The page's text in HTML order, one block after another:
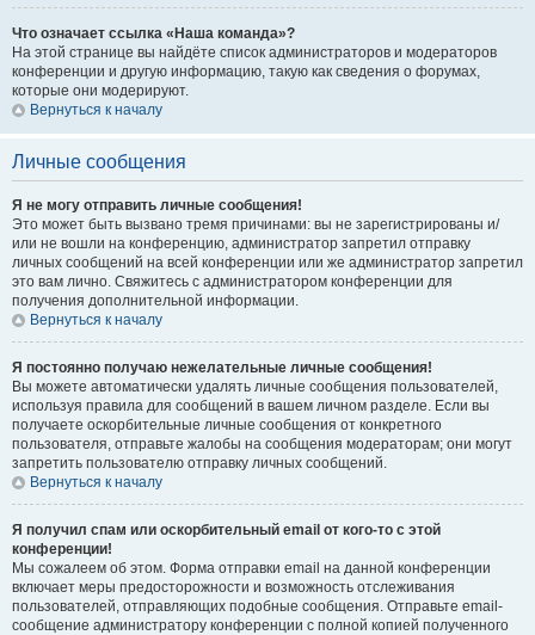
Что означает ссылка «Наша команда»?
На этой странице вы найдёте список администраторов и модераторов
конференции и другую информацию, такую как сведения о форумах,
которые они модерируют.
Вернуться к началу
Личные сообщения
Я не могу отправить личные сообщения!
Это может быть вызвано тремя причинами: вы не зарегистрированы и/
или не вошли на конференцию, администратор запретил отправку
личных сообщений на всей конференции или же администратор запретил
это вам лично. Свяжитесь с администратором конференции для
получения дополнительной информации.
Вернуться к началу
Я постоянно получаю нежелательные личные сообщения!
Вы можете автоматически удалять личные сообщения пользователей,
используя правила для сообщений в вашем личном разделе. Если вы
получаете оскорбительные личные сообщения от конкретного
пользователя, отправьте жалобы на сообщения модераторам; они могут
запретить пользователю отправку личных сообщений.
Вернуться к началу
Я получил спам или оскорбительный email от кого-то с этой
конференции!
Мы сожалеем об этом. Форма отправки email на данной конференции
включает меры предосторожности и возможность отслеживания
пользователей, отправляющих подобные сообщения. Отправьте email-
сообщение администратору конференции с полной копией полученного